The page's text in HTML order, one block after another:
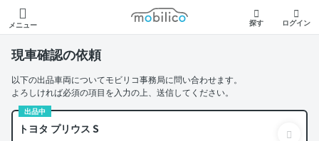
メニュー
モビリコ
探す ログイン
現車確認の依頼
以下の出品車両についてモビリコ事務局に問い合わせます。
よろしければ必須の項目を入力の上、送信してください。
出品中
トヨタ プリウス S